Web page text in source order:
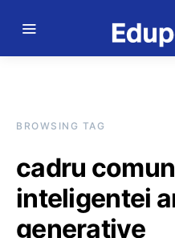
BROWSING TAG
cadru
inteligentei
generative